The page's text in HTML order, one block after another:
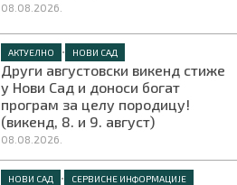
08.08.2026.
АКТУЕЛНО • НОВИ САД
Други августовски викенд стиже
у Нови Сад и доноси богат
програм за целу породицу!
(викенд, 8. и 9. август)
08.08.2026.
НОВИ САД • СЕРВИСНЕ ИНФОРМАЦИЈЕ